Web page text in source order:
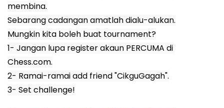
membina.
Sebarang cadangan amatlah dialu-alukan.
Mungkin kita boleh buat tournament?
1- Jangan lupa register akaun PERCUMA di
Chess.com.
2- Ramai-ramai add friend "CikguGagah".
3- Set challenge!